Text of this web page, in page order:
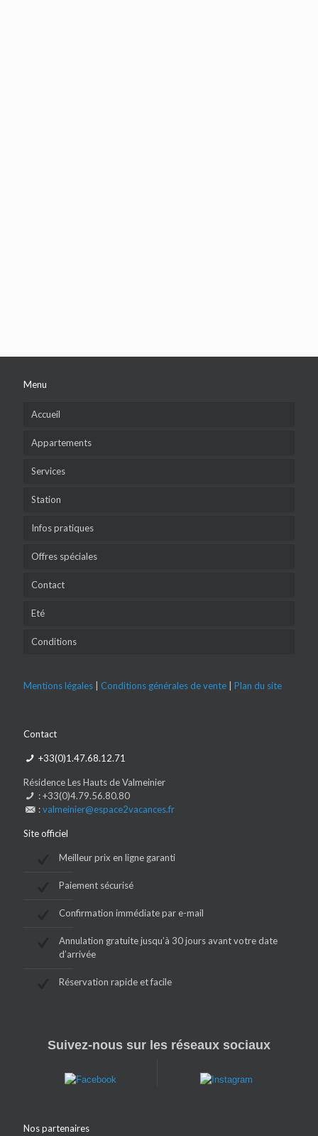
Menu
Accueil
Appartements
Services
Station
Infos pratiques
Offres spéciales
Contact
Eté
Conditions
Mentions légales Conditions générales de vente Plan du site
Contact
+33(0)1.47.68.12.71
Résidence Les Hauts de Valmeinier
: +33(0)4.79.56.80.80
:valmeinier@espace2vacances.fr
Site officiel
Meilleur prix en ligne garanti
Paiement sécurisé
Confirmation immédiate par e-mail
Annulation gratuite jusqu’à 30 jours avant votre date
d’arrivée
Réservation rapide et facile
Suivez-nous sur les réseaux sociaux
Nos partenaires